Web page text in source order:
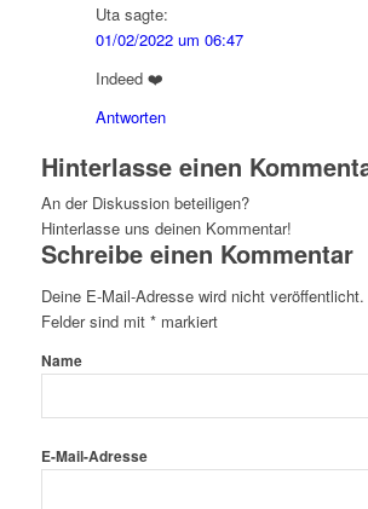
Uta sagte:
01/02/2022 um 06:47
Indeed ❤️
Antworten
Hinterlasse einen
An der Diskussion beteiligen?
Hinterlasse uns deinen Kommentar!
Schreibe einen Kommentar
Deine E-Mail-Adresse wird nicht veröffentlicht.
Felder sind mit *markiert
Name
E-Mail-Adresse